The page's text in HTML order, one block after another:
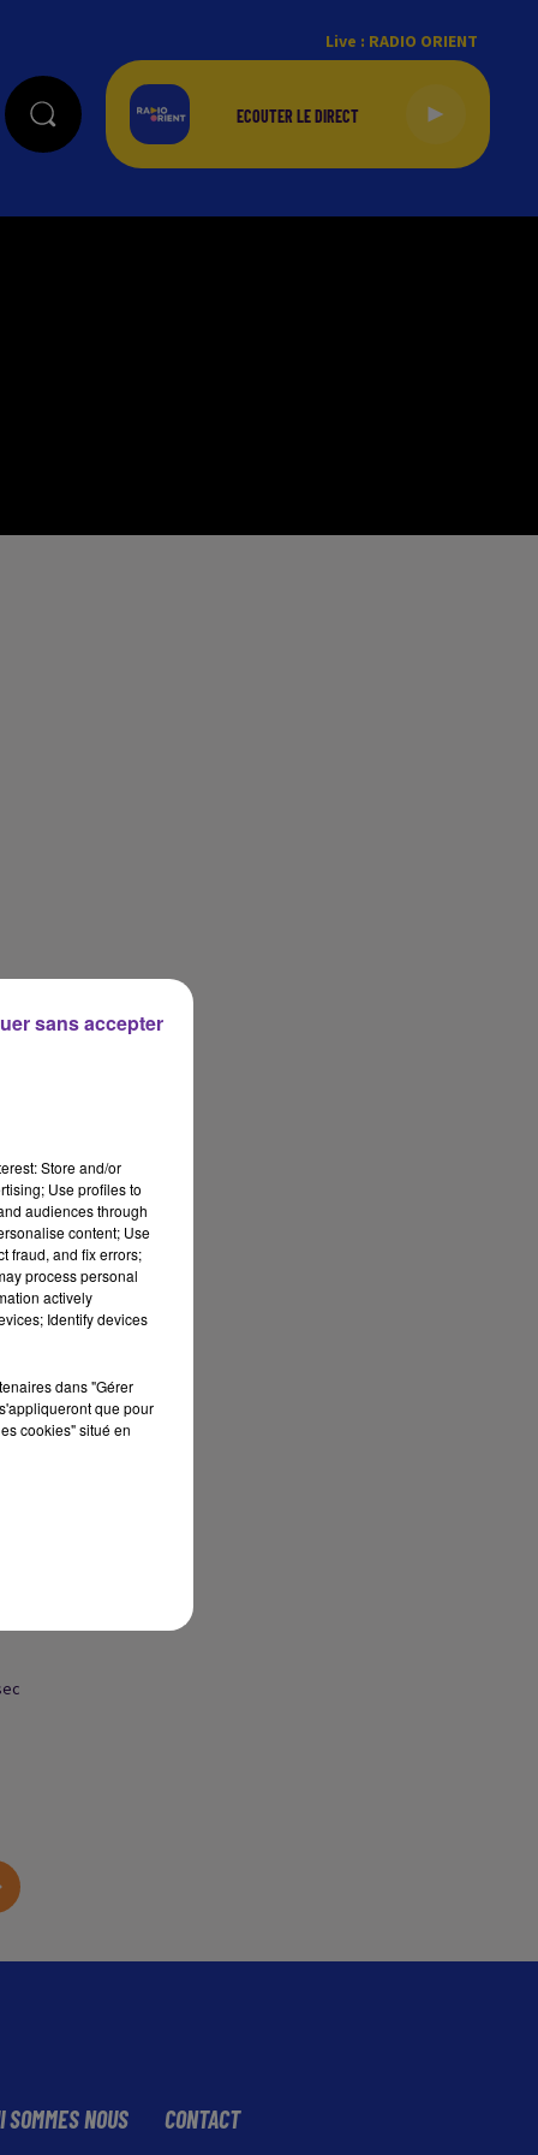
Live : RADIO ORIENT
SOMMES NOUS CONTACT
Store and/or
Use profiles to
audiences through
content; Use
fraud, and fix errors;
process personal
actively
Identify devices
dans "Gérer
que pour
cookies" situé en
sans accepter